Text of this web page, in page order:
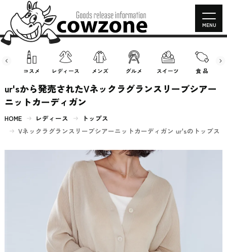
コスメ レディース メンズ グルメ スイーツ 食 品
MENU
ur'sから発売されたVネックラグランスリーブシアー
ニットカーディガン
HOME レディース
トップス
Vネックラグランスリーブシアーニットカーディガン ur'sのトップス